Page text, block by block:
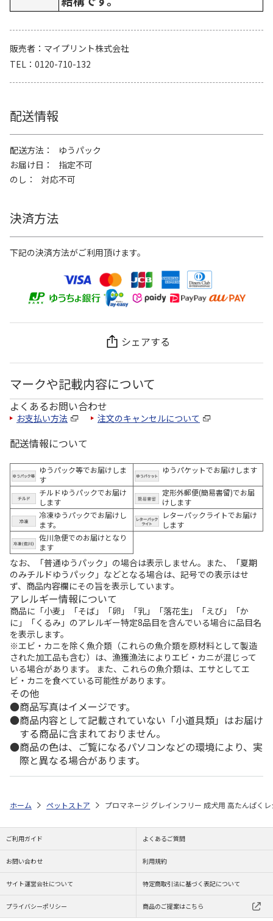
販売者
マイプリント株式会社
TEL
0120-710-132
配送情報
配送方法
ゆうパック
お届け日
指定不可
のし
対応不可
決済方法
下記の決済方法がご利用頂けます。
シェアする
マークや記載内容について
よくあるお問い合わせ
お支払い方法 注文のキャンセルについて
配送情報について
ゆうパック等でお届けしま
す
ゆうパケットでお届けします
チルドゆうパックでお届け
します
定形外郵便(簡易書留)でお届
けします
冷凍ゆうパックでお届けし
ます。
レターパックライトでお届け
します
佐川急便でのお届けとなり
ます
なお、「普通ゆうパック」の場合は表示しません。また、「夏期
のみチルドゆうパック」などとなる場合は、記号での表示はせ
ず、商品内容欄にその旨を表示しています。
アレルギー情報について
商品に「小麦」「そば」「卵」「乳」「落花生」「えび」「か
に」「くるみ」のアレルギー特定8品目を含んでいる場合に品目名
を表示します。
※エビ・カニを除く魚介類（これらの魚介類を原材料として製造
された加工品も含む）は、漁獲漁法によりエビ・カニが混じって
いる場合があります。 また、これらの魚介類は、エサとしてエ
ビ・カニを食べている可能性があります。
その他
商品写真はイメージです。
商品内容として記載されていない「小道具類」はお届け
する商品に含まれておりません。
商品の色は、ご覧になるパソコンなどの環境により、実
際と異なる場合があります。
ホーム ペットストア プロマネージ グレインフリー 成犬用 高たんぱく
ご利用ガイド よくあるご質問
お問い合わせ 利用規約
サイト運営会社について 特定商取引法に基づく表記について
プライバシーポリシー 商品のご提案はこちら